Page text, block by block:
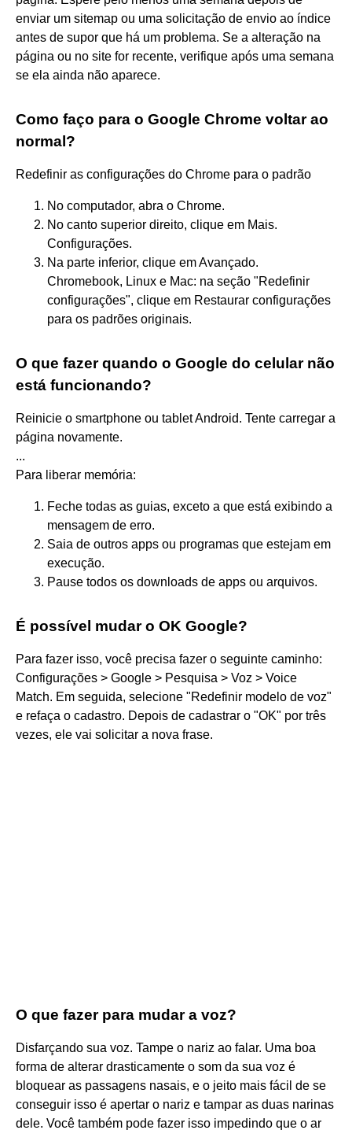
enviar um sitemap ou uma solicitação de envio ao índice
antes de supor que há um problema. Se a alteração na
página ou no site for recente, verifique após uma semana
se ela ainda não aparece.
Como faço para o Google Chrome voltar ao
normal?
Redefinir as configurações do Chrome para o padrão
No computador, abra o Chrome.
No canto superior direito, clique em Mais.
Configurações.
Na parte inferior, clique em Avançado.
Chromebook, Linux e Mac: na seção "Redefinir
configurações", clique em Restaurar configurações
para os padrões originais.
O que fazer quando o Google do celular não
está funcionando?
Reinicie o smartphone ou tablet Android. Tente carregar a
página novamente.
...
Para liberar memória:
Feche todas as guias, exceto a que está exibindo a
mensagem de erro.
Saia de outros apps ou programas que estejam em
execução.
Pause todos os downloads de apps ou arquivos.
É possível mudar o OK Google?
Para fazer isso, você precisa fazer o seguinte caminho:
Configurações > Google > Pesquisa > Voz > Voice
Match. Em seguida, selecione "Redefinir modelo de voz"
e refaça o cadastro. Depois de cadastrar o "OK" por três
vezes, ele vai solicitar a nova frase.
O que fazer para mudar a voz?
Disfarçando sua voz. Tampe o nariz ao falar. Uma boa
forma de alterar drasticamente o som da sua voz é
bloquear as passagens nasais, e o jeito mais fácil de se
conseguir isso é apertar o nariz e tampar as duas narinas
dele. Você também pode fazer isso impedindo que o ar